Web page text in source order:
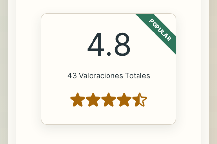
POPULAR
4.8
43 Valoraciones Totales